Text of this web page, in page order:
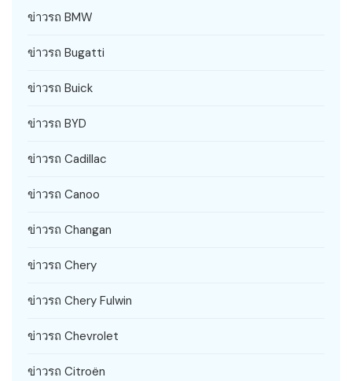
ข่าวรถ BMW
ข่าวรถ Bugatti
ข่าวรถ Buick
ข่าวรถ BYD
ข่าวรถ Cadillac
ข่าวรถ Canoo
ข่าวรถ Changan
ข่าวรถ Chery
ข่าวรถ Chery Fulwin
ข่าวรถ Chevrolet
ข่าวรถ Citroën